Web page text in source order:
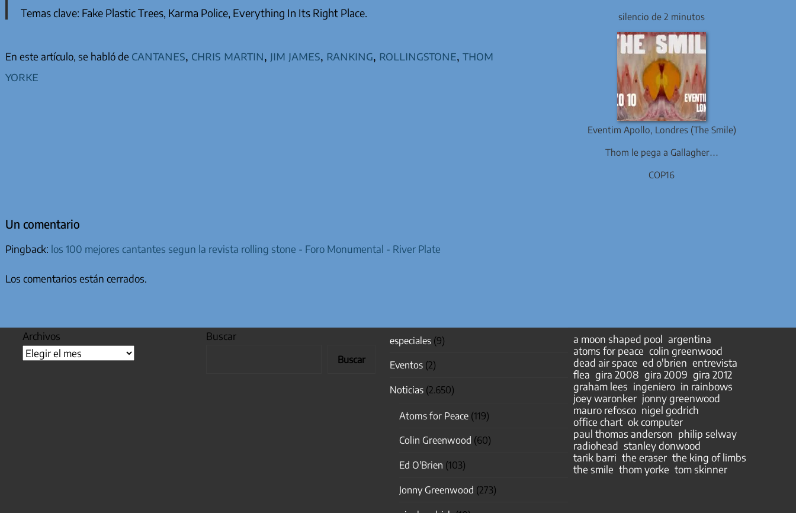
Temas clave: Fake Plastic Trees, Karma Police, Everything In Its Right Place.
En este artículo, se habló de cantanes chris martin jim james ranking rollingstone thom
yorke
silencio de 2 minutos
Eventim Apollo, Londres (The Smile)
Thom le pega a Gallagher…
COP16
Un comentario
Pingback: los 100 mejores cantantes segun la revista rolling stone - Foro Monumental - River Plate
Los comentarios están cerrados.
Archivos Buscar
Buscar
especiales(9)
Eventos(2)
Noticias(2.650)
Atoms for Peace(119)
Colin Greenwood (60)
Ed O'Brien (103)
Jonny Greenwood (273)
a moon shaped pool argentina
atoms for peace colin greenwood
dead air space ed o'brien entrevista
flea gira 2008 gira 2009 gira 2012
graham lees ingeniero in rainbows
joey waronker jonny greenwood
mauro refosco nigel godrich
office chart ok computer
paul thomas anderson philip selway
radiohead stanley donwood
tarik barri the eraser the king of limbs
the smile thom yorke tom skinner